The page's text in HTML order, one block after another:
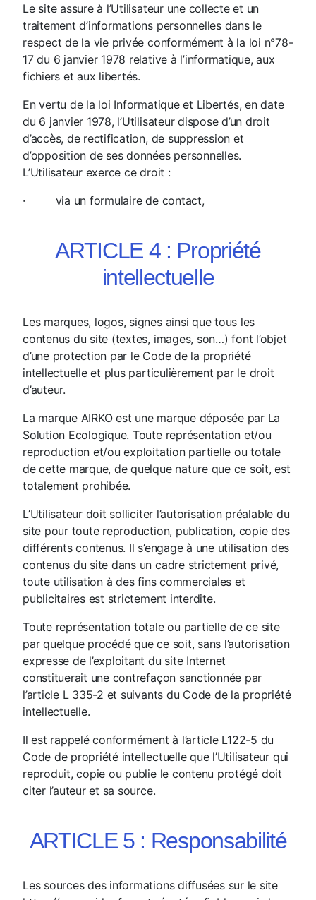
Le site assure à l’Utilisateur une collecte et un
traitement d’informations personnelles dans le
respect de la vie privée conformément à la loi n°78-
17 du 6 janvier 1978 relative à l’informatique, aux
fichiers et aux libertés.
En vertu de la loi Informatique et Libertés, en date
du 6 janvier 1978, l’Utilisateur dispose d’un droit
d’accès, de rectification, de suppression et
d’opposition de ses données personnelles.
L’Utilisateur exerce ce droit :
· via un formulaire de contact,
ARTICLE 4 : Propriété
intellectuelle
Les marques, logos, signes ainsi que tous les
contenus du site (textes, images, son…) font l’objet
d’une protection par le Code de la propriété
intellectuelle et plus particulièrement par le droit
d’auteur.
La marque AIRKO est une marque déposée par La
Solution Ecologique. Toute représentation et/ou
reproduction et/ou exploitation partielle ou totale
de cette marque, de quelque nature que ce soit, est
totalement prohibée.
L’Utilisateur doit solliciter l’autorisation préalable du
site pour toute reproduction, publication, copie des
différents contenus. Il s’engage à une utilisation des
contenus du site dans un cadre strictement privé,
toute utilisation à des fins commerciales et
publicitaires est strictement interdite.
Toute représentation totale ou partielle de ce site
par quelque procédé que ce soit, sans l’autorisation
expresse de l’exploitant du site Internet
constituerait une contrefaçon sanctionnée par
l’article L 335-2 et suivants du Code de la propriété
intellectuelle.
Il est rappelé conformément à l’article L122-5 du
Code de propriété intellectuelle que l’Utilisateur qui
reproduit, copie ou publie le contenu protégé doit
citer l’auteur et sa source.
ARTICLE 5 : Responsabilité
Les sources des informations diffusées sur le site